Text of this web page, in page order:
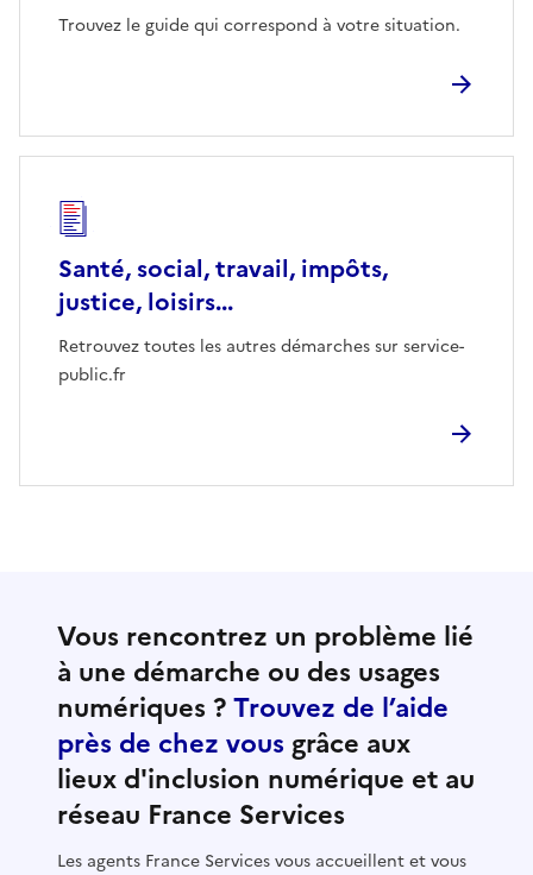
Trouvez le guide qui correspond à votre situation.
Santé, social, travail, impôts,
justice, loisirs...
Retrouvez toutes les autres démarches sur service-
public.fr
Vous rencontrez un problème lié
à une démarche ou des usages
numériques ?Trouvez de l’aide
près de chez vous grâce aux
lieux d'inclusion numérique et au
réseau France Services
Les agents France Services vous accueillent et vous